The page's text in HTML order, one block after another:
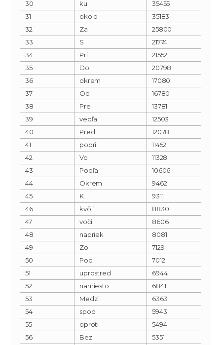
30
ku
35455
31
okolo
35183
32
Za
25800
33
S
21774
34
Pri
21552
35
Do
20798
36
okrem
17080
37
Od
16780
38
Pre
13781
39
vedľa
12503
40
Pred
12078
41
popri
11452
42
Vo
11328
43
Podľa
10606
44
Okrem
9462
45
K
9311
46
kvôli
8830
47
voči
8606
48
napriek
8081
49
Zo
7129
50
Pod
7012
51
uprostred
6944
52
namiesto
6841
53
Medzi
6363
54
spod
5943
55
oproti
5494
56
Bez
5351